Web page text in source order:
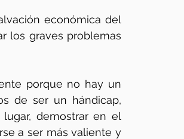
económica del
los graves problemas
porque no hay un
de ser un hándicap,
demostrar en el
a ser más valiente y